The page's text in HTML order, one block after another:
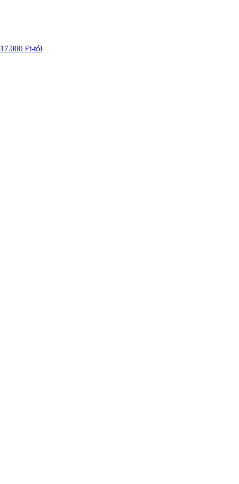
17.000 Ft-tól